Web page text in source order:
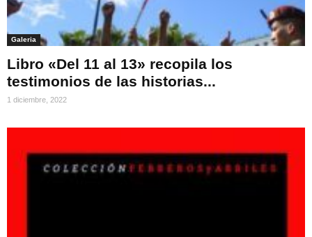
Galeria
Libro «Del 11 al 13» recopila los
testimonios de las historias...
1 diciembre, 2022